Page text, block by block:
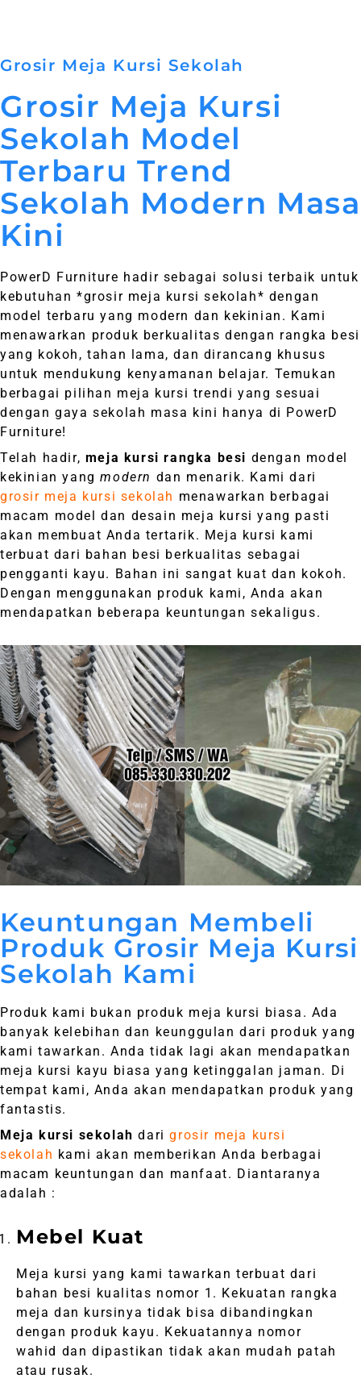
Grosir Meja Kursi Sekolah
Grosir Meja Kursi
Sekolah Model
Terbaru Trend
Sekolah Modern Masa
Kini
PowerD Furniture hadir sebagai solusi terbaik untuk
kebutuhan *grosir meja kursi sekolah* dengan
model terbaru yang modern dan kekinian. Kami
menawarkan produk berkualitas dengan rangka besi
yang kokoh, tahan lama, dan dirancang khusus
untuk mendukung kenyamanan belajar. Temukan
berbagai pilihan meja kursi trendi yang sesuai
dengan gaya sekolah masa kini hanya di PowerD
Furniture!
Telah hadir, meja kursi rangka besi dengan model
kekinian yang modern dan menarik. Kami dari
grosir meja kursi sekolah menawarkan berbagai
macam model dan desain meja kursi yang pasti
akan membuat Anda tertarik. Meja kursi kami
terbuat dari bahan besi berkualitas sebagai
pengganti kayu. Bahan ini sangat kuat dan kokoh.
Dengan menggunakan produk kami, Anda akan
mendapatkan beberapa keuntungan sekaligus.
Keuntungan Membeli
Produk Grosir Meja Kursi
Sekolah Kami
Produk kami bukan produk meja kursi biasa. Ada
banyak kelebihan dan keunggulan dari produk yang
kami tawarkan. Anda tidak lagi akan mendapatkan
meja kursi kayu biasa yang ketinggalan jaman. Di
tempat kami, Anda akan mendapatkan produk yang
fantastis.
Meja kursi sekolah darigrosir meja kursi
sekolah kami akan memberikan Anda berbagai
macam keuntungan dan manfaat. Diantaranya
adalah :
Mebel Kuat
Meja kursi yang kami tawarkan terbuat dari
bahan besi kualitas nomor 1. Kekuatan rangka
meja dan kursinya tidak bisa dibandingkan
dengan produk kayu. Kekuatannya nomor
wahid dan dipastikan tidak akan mudah patah
atau rusak.